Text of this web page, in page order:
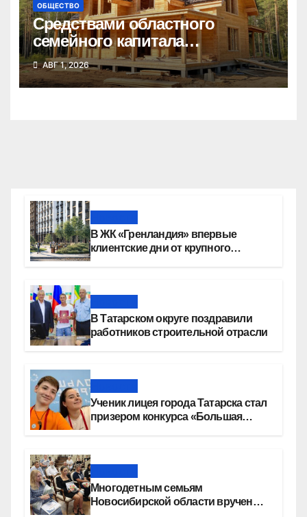
ОБЩЕСТВО
Средствами областного
семейного капитала
воспользовались почти 50
тысяч семей
АВГ 1, 2026
В ЖК «Гренландия» впервые
клиентские дни от крупного
В Татарском округе поздравили
работников строительной отрасли
Ученик лицея города Татарска стал
призером конкурса «Большая
Многодетным семьям
Новосибирской области вручены